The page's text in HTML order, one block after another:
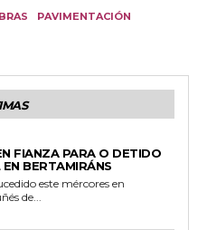
PAVIMENTACIÓN
FIANZA PARA O DETIDO
BERTAMIRÁNS
este mércores en
de...